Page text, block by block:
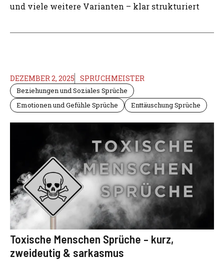
und viele weitere Varianten – klar strukturiert
DEZEMBER 2, 2025 SPRUCHMEISTER
Beziehungen und Soziales Sprüche
Emotionen und Gefühle Sprüche
Enttäuschung Sprüche
Toxische Menschen Sprüche – kurz,
zweideutig & sarkasmus